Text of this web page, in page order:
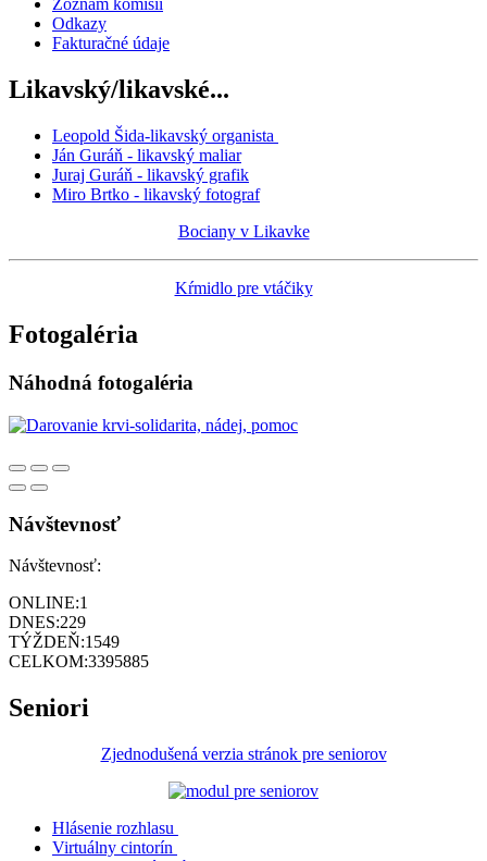
Zoznam komisií
Odkazy
Fakturačné údaje
Likavský/likavské...
Leopold Šida-likavský organista
Ján Guráň - likavský maliar
Juraj Guráň - likavský grafik
Miro Brtko - likavský fotograf
Bociany v Likavke
Kŕmidlo pre vtáčiky
Fotogaléria
Náhodná fotogaléria
Návštevnosť
Návštevnosť:
ONLINE:1
DNES:229
TÝŽDEŇ:1549
CELKOM:3395885
Seniori
Zjednodušená verzia stránok pre seniorov
Hlásenie rozhlasu
Virtuálny cintorín